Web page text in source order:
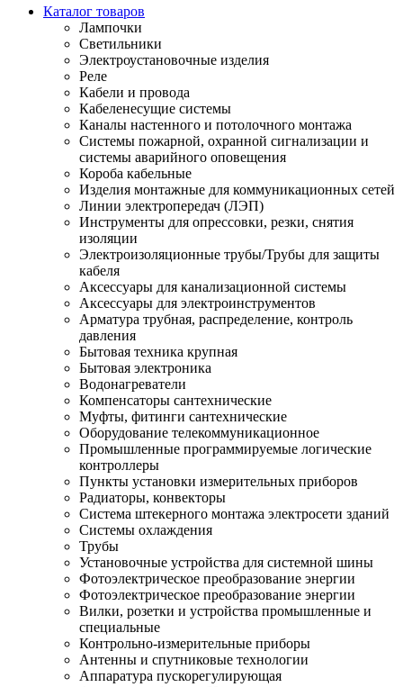
Каталог товаров
Лампочки
Светильники
Электроустановочные изделия
Реле
Кабели и провода
Кабеленесущие системы
Каналы настенного и потолочного монтажа
Системы пожарной, охранной сигнализации и
системы аварийного оповещения
Короба кабельные
Изделия монтажные для коммуникационных сетей
Линии электропередач (ЛЭП)
Инструменты для опрессовки, резки, снятия
изоляции
Электроизоляционные трубы/Трубы для защиты
кабеля
Аксессуары для канализационной системы
Аксессуары для электроинструментов
Арматура трубная, распределение, контроль
давления
Бытовая техника крупная
Бытовая электроника
Водонагреватели
Компенсаторы сантехнические
Муфты, фитинги сантехнические
Оборудование телекоммуникационное
Промышленные программируемые логические
контроллеры
Пункты установки измерительных приборов
Радиаторы, конвекторы
Система штекерного монтажа электросети зданий
Системы охлаждения
Трубы
Установочные устройства для системной шины
Фотоэлектрическое преобразование энергии
Фотоэлектрическое преобразование энергии
Вилки, розетки и устройства промышленные и
специальные
Контрольно-измерительные приборы
Антенны и спутниковые технологии
Аппаратура пускорегулирующая